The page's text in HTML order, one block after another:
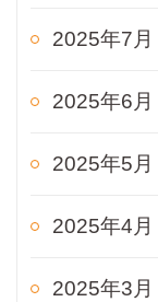
2025年7月
2025年6月
2025年5月
2025年4月
2025年3月